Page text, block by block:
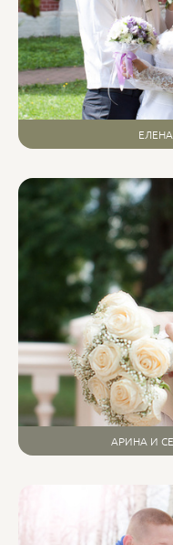
АРИНА И